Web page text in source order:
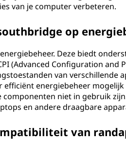
van je computer verbeteren.
op
Deze biedt
(Advanced Configuration and
van verschillende
energiebeheer
niet in gebruik
en andere draagbare
van